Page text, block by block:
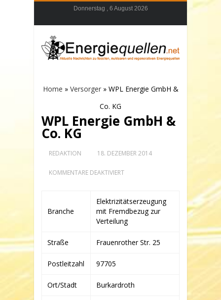
Donnerstag , 6 August 2026
Home » Versorger» WPL Energie GmbH &
Co. KG
WPL Energie GmbH &
Co. KG
REDAKTION 18. DEZEMBER 2014
KOMMENTARE DEAKTIVIERTFÜR
&
CO.
KG
Branche
Elektrizitätserzeugung
mit Fremdbezug zur
Verteilung
Straße Frauenrother Str. 25
Postleitzahl 97705
Ort/Stadt Burkardroth